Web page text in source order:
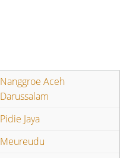
Nanggroe Aceh
Darussalam
Pidie Jaya
Meureudu